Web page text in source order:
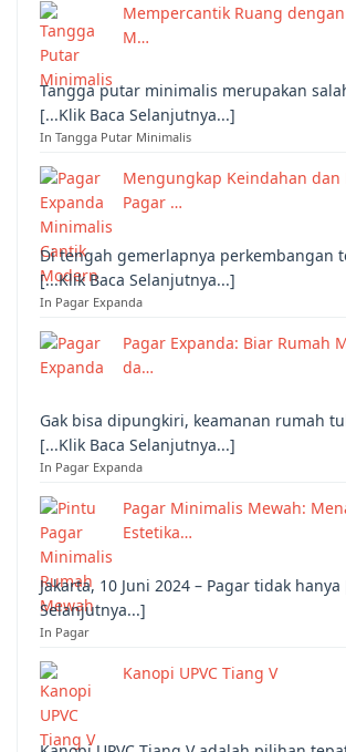
Mempercantik Ruang
M…
Tangga putar minimalis merupakan
[...Klik Baca Selanjutnya...]
In Tangga Putar Minimalis
Mengungkap Keindahan dan
Pagar …
Di tengah gemerlapnya perkembangan
[...Klik Baca Selanjutnya...]
In Pagar Expanda
Pagar Expanda: Biar Rumah
da…
Gak bisa dipungkiri, keamanan rumah
[...Klik Baca Selanjutnya...]
In Pagar Expanda
Pagar Minimalis Mewah:
Estetika…
Jakarta, 10 Juni 2024 – Pagar tidak hanya
Selanjutnya...]
In Pagar
Kanopi UPVC Tiang V